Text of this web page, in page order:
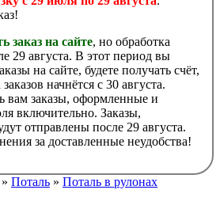
заказ на сайте, но обработка
29 августа. В этот период вы
на сайте, будете получать счёт,
начнётся с 30 августа.
вам заказы, оформленные и
включительно. Заказы,
отправлены после 29 августа.
за доставленные неудобства!
» Поталь » Поталь в рулонах